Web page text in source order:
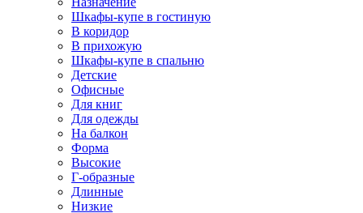
Шкафы-купе в гостиную
В коридор
В прихожую
Шкафы-купе в спальню
Детские
Офисные
Для книг
Для одежды
На балкон
Форма
Высокие
Г-образные
Длинные
Низкие